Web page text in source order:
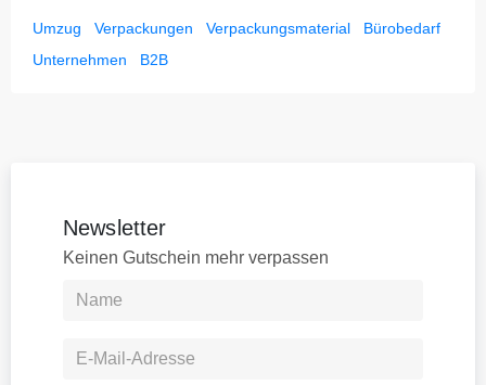
Umzug Verpackungen Verpackungsmaterial
Bürobedarf
Unternehmen
B2B
Newsletter
Keinen Gutschein mehr verpassen